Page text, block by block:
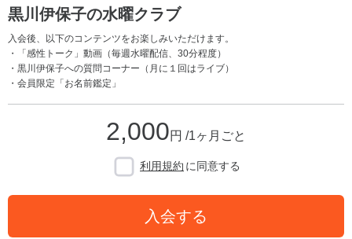
黒川伊保子の水曜クラブ
入会後、以下のコンテンツをお楽しみいただけます。
・「感性トーク」動画（毎週水曜配信、30分程度）
・黒川伊保子への質問コーナー（月に１回はライブ）
・会員限定「お名前鑑定」
2,000円 /1ヶ月ごと
利用規約 に同意する
入会する